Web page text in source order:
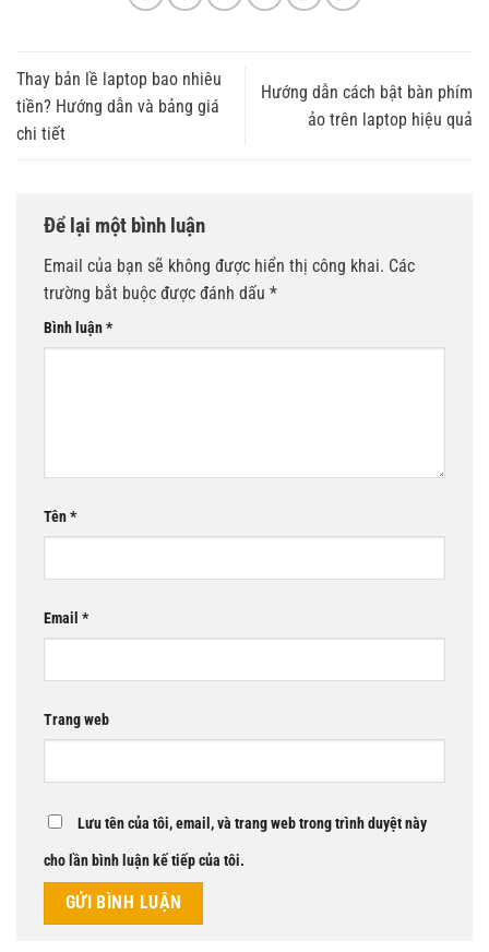
Thay bản lề laptop bao nhiêu
tiền? Hướng dẫn và bảng giá
chi tiết
Hướng dẫn cách bật bàn phím
ảo trên laptop hiệu quả
Để lại một bình luận
Email của bạn sẽ không được hiển thị công khai. Các
trường bắt buộc được đánh dấu *
Bình luận*
Tên*
Email *
Trang web
Lưu tên của tôi, email, và trang web trong trình duyệt này
cho lần bình luận kế tiếp của tôi.